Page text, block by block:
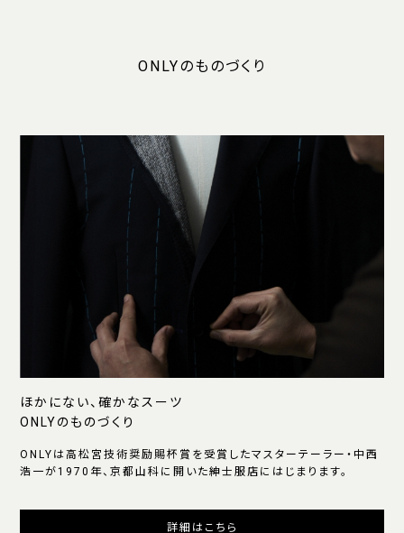
ONLYのものづくり
ほかにない、確かなスーツ
ONLYのものづくり
ONLYは高松宮技術奨励賜杯賞を受賞したマスターテーラー・中西
浩一が1970年、京都山科に開いた紳士服店にはじまります。
詳細はこちら